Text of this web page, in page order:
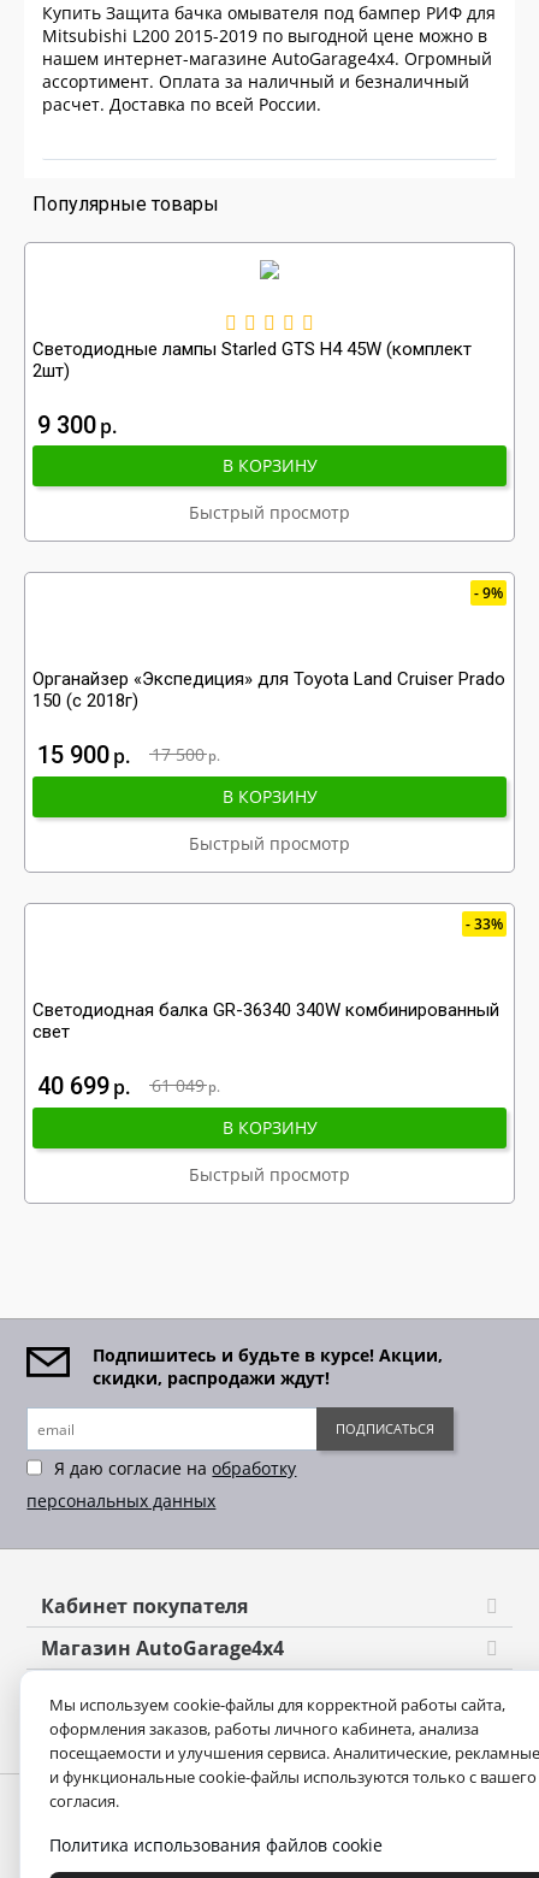
Купить Защита бачка омывателя под бампер РИФ для
Mitsubishi L200 2015-2019 по выгодной цене можно в
нашем интернет-магазине AutoGarage4x4. Огромный
ассортимент. Оплата за наличный и безналичный
расчет. Доставка по всей России.
Популярные товары
Светодиодные лампы Starled GTS H4 45W (комплект
2шт)
9 300р
В КОРЗИНУ
Быстрый просмотр
9%
Органайзер «Экспедиция» для Toyota Land Cruiser Prado
150 (с 2018г)
17 500 р
15 900р
В КОРЗИНУ
Быстрый просмотр
33%
Светодиодная балка GR-36340 340W комбинированный
свет
61 049 р
40 699р
В КОРЗИНУ
Быстрый просмотр
Подпишитесь и будьте в курсе! Акции,
скидки, распродажи ждут!
Я даю согласие наобработку
персональных данных
ПОДПИСАТЬСЯ
Кабинет покупателя
Магазин AutoGarage4x4
Контакты
Мы используем cookie-файлы для корректной работы сайта,
оформления заказов, работы личного кабинета, анализа
посещаемости и улучшения сервиса. Аналитические, рекламные
и функциональные cookie-файлы используются только с вашего
согласия.
Политика использования файлов cookie